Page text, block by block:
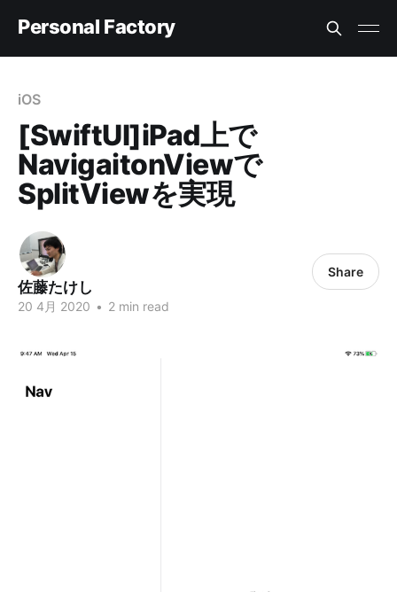
Personal Factory
iOS
[SwiftUI]iPad上で
NavigaitonViewで
SplitViewを実現
佐藤たけし
20 4月 2020 • 2 min read
Share